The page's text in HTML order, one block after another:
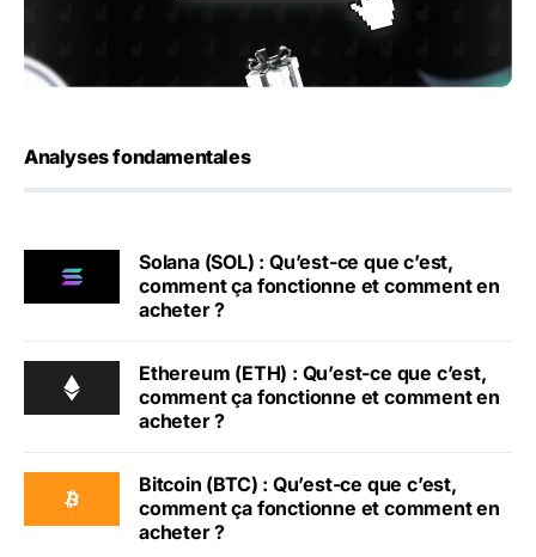
Analyses fondamentales
Solana (SOL) : Qu’est-ce que c’est,
comment ça fonctionne et comment en
acheter ?
Ethereum (ETH) : Qu’est-ce que c’est,
comment ça fonctionne et comment en
acheter ?
Bitcoin (BTC) : Qu’est-ce que c’est,
comment ça fonctionne et comment en
acheter ?